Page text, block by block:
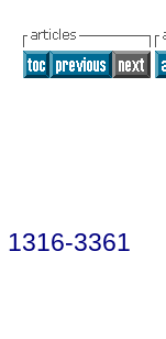
1316-3361